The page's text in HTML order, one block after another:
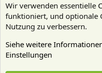
Wir verwenden essentielle
funktioniert, und optionale
Nutzung zu verbessern.
Siehe weitere
Einstellungen